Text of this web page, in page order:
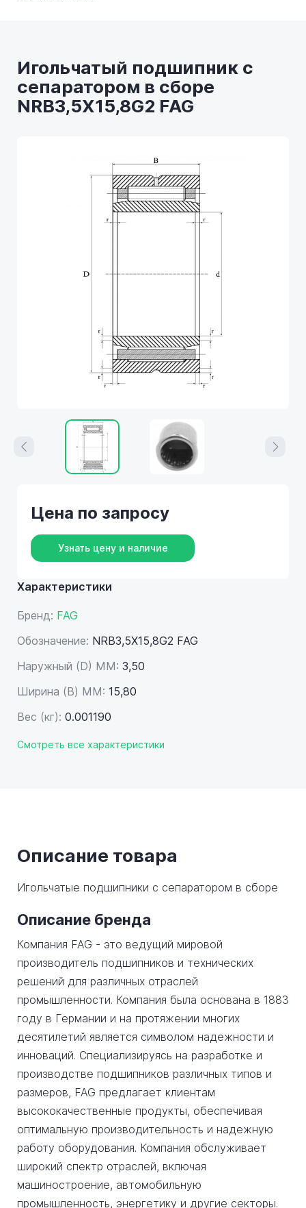
Игольчатый подшипник с
сепаратором в сборе
NRB3,5X15,8G2 FAG
Характеристики
Бренд: FAG
Обозначение: NRB3,5X15,8G2 FAG
Наружный (D) ММ: 3,50
Ширина (B) MM: 15,80
Вес (кг): 0.001190
Смотреть все характеристики
Цена по запросу
Узнать цену и наличие
Описание товара
Игольчатые подшипники с сепаратором в сборе
Описание бренда
Компания FAG - это ведущий мировой
производитель подшипников и технических
решений для различных отраслей
промышленности. Компания была основана в 1883
году в Германии и на протяжении многих
десятилетий является символом надежности и
инноваций. Специализируясь на разработке и
производстве подшипников различных типов и
размеров, FAG предлагает клиентам
высококачественные продукты, обеспечивая
оптимальную производительность и надежную
работу оборудования. Компания обслуживает
широкий спектр отраслей, включая
машиностроение, автомобильную
промышленность, энергетику и другие секторы.